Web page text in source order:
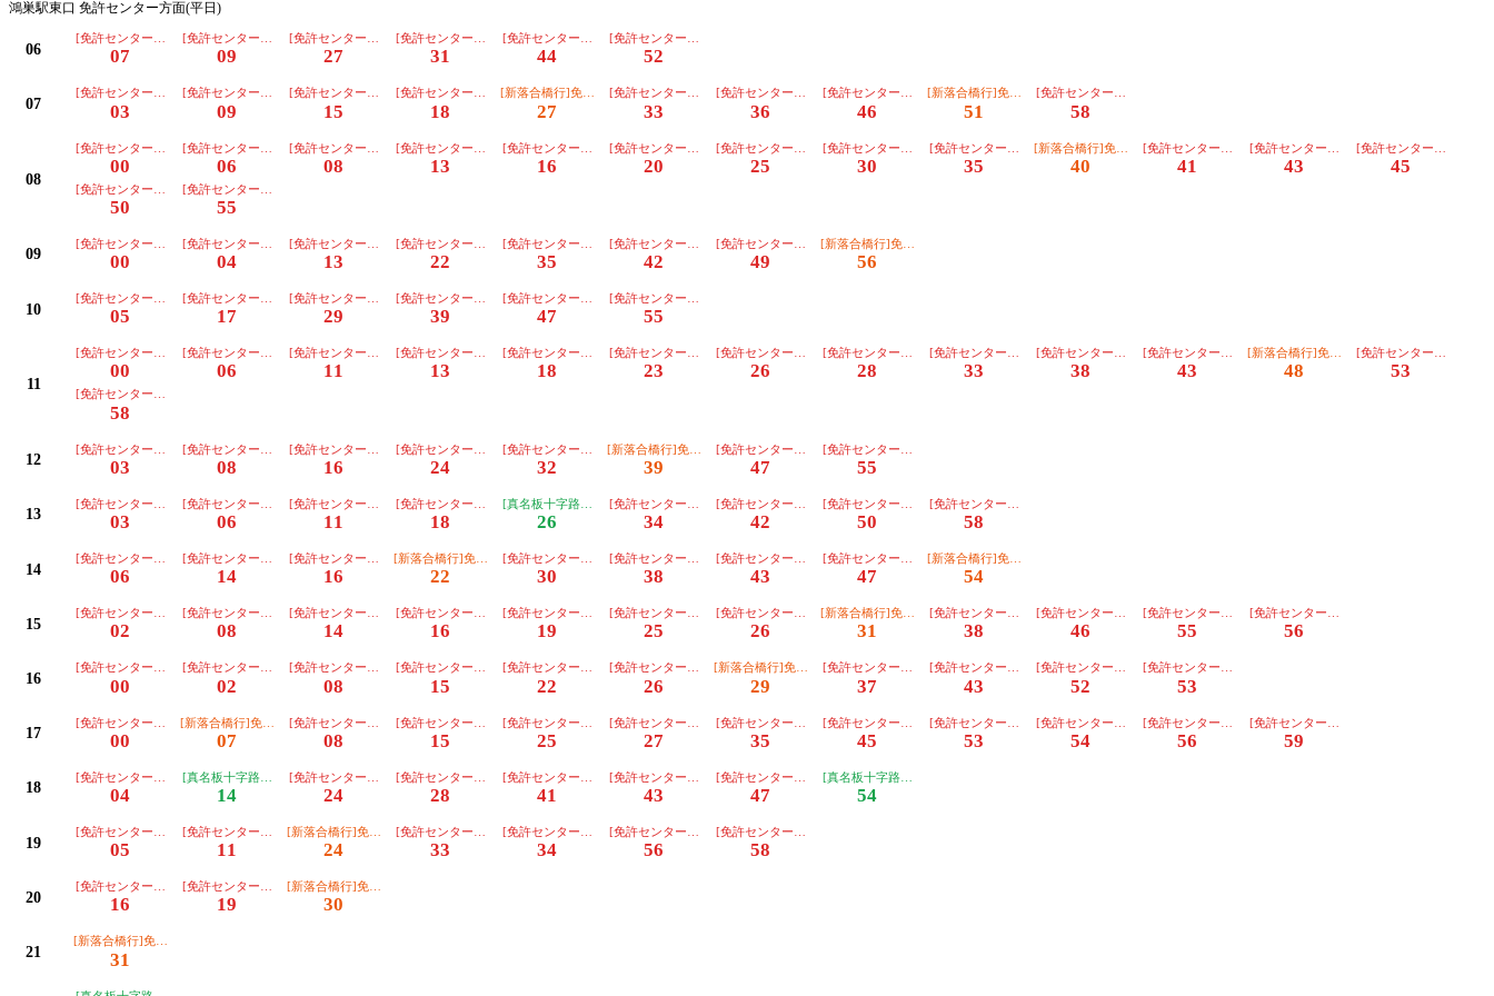
鴻巣駅東口 免許センター方面(平日)
06
[免許センター行][朝日]【３番のりば】
07
[免許センター行][川越]【３番のりば】
09
[免許センター行][朝日]【３番のりば】
27
[免許センター行][川越]【３番のりば】
31
[免許センター行][朝日]【３番のりば】
44
[免許センター行][川越]【３番のりば】
52
07
[免許センター行][川越]【３番のりば】
03
[免許センター行][朝日]【３番のりば】
09
[免許センター行][東部]【３番のりば】
15
[免許センター行][川越]【３番のりば】
18
[新落合橋行]免許ｾﾝﾀｰ経由【２番のりば】
27
[免許センター行][川越]【３番のりば】
33
[免許センター行][朝日]【３番のりば】
36
[免許センター行][川越]【３番のりば】
46
[新落合橋行]免許ｾﾝﾀｰ経由【２番のりば】
51
[免許センター行][朝日]【３番のりば】
58
08
[免許センター行][川越]【３番のりば】
00
[免許センター行][東部]【３番のりば】
06
[免許センター行][朝日]【３番のりば】
08
[免許センター行][朝日]【３番のりば】
13
[免許センター行][川越]【３番のりば】
16
[免許センター行][朝日]【３番のりば】
20
[免許センター行][朝日]【３番のりば】
25
[免許センター行][朝日]【３番のりば】
30
[免許センター行][朝日]【３番のりば】
35
[新落合橋行]免許ｾﾝﾀｰ経由【２番のりば】
40
[免許センター行][東部]【３番のりば】
41
[免許センター行][川越]【３番のりば】
43
[免許センター行][朝日]
45
[免許センター行][朝日]【３番のりば】
50
[免許センター行][朝日]【３番のりば】
55
09
[免許センター行][朝日]【３番のりば】
00
[免許センター行][川越]【３番のりば】
04
[免許センター行][朝日]【３番のりば】
13
[免許センター行][朝日]【３番のりば】
22
[免許センター行][朝日]【３番のりば】
35
[免許センター行][朝日]【３番のりば】
42
[免許センター行][朝日]【３番のりば】
49
[新落合橋行]免許ｾﾝﾀｰ経由【２番のりば】
56
10
[免許センター行][朝日]【３番のりば】
05
[免許センター行][朝日]【３番のりば】
17
[免許センター行][朝日]【３番のりば】
29
[免許センター行][朝日]【３番のりば】
39
[免許センター行][朝日]【３番のりば】
47
[免許センター行][朝日]【３番のりば】
55
11
[免許センター行][朝日]【３番のりば】
00
[免許センター行][朝日]【３番のりば】
06
[免許センター行][東部]【３番のりば】
11
[免許センター行][朝日]【３番のりば】
13
[免許センター行][朝日]【３番のりば】
18
[免許センター行][朝日]【３番のりば】
23
[免許センター行][川越]【３番のりば】
26
[免許センター行][朝日]【３番のりば】
28
[免許センター行][朝日]【３番のりば】
33
[免許センター行][朝日]【３番のりば】
38
[免許センター行][朝日]【３番のりば】
43
[新落合橋行]免許ｾﾝﾀｰ経由【２番のりば】
48
[免許センター行][朝日]
53
[免許センター行][朝日]【３番のりば】
58
12
[免許センター行][朝日]【３番のりば】
03
[免許センター行][朝日]【３番のりば】
08
[免許センター行][朝日]【３番のりば】
16
[免許センター行][朝日]【３番のりば】
24
[免許センター行][朝日]【３番のりば】
32
[新落合橋行]免許ｾﾝﾀｰ経由【２番のりば】
39
[免許センター行][朝日]【３番のりば】
47
[免許センター行][朝日]【３番のりば】
55
13
[免許センター行][朝日]【３番のりば】
03
[免許センター行][川越]【３番のりば】
06
[免許センター行][朝日]【３番のりば】
11
[免許センター行][朝日]【３番のりば】
18
[真名板十字路行]免許ｾﾝﾀｰ経由【２番のりば】
26
[免許センター行][朝日]【３番のりば】
34
[免許センター行][朝日]【３番のりば】
42
[免許センター行][朝日]【３番のりば】
50
[免許センター行][朝日]【３番のりば】
58
14
[免許センター行][朝日]【３番のりば】
06
[免許センター行][朝日]【３番のりば】
14
[免許センター行][東部]【３番のりば】
16
[新落合橋行]免許ｾﾝﾀｰ経由【２番のりば】
22
[免許センター行][朝日]【３番のりば】
30
[免許センター行][朝日]【３番のりば】
38
[免許センター行][川越]【３番のりば】
43
[免許センター行][朝日]【３番のりば】
47
[新落合橋行]免許ｾﾝﾀｰ経由【２番のりば】
54
15
[免許センター行][朝日]【３番のりば】
02
[免許センター行][川越]【３番のりば】
08
[免許センター行][朝日]【３番のりば】
14
[免許センター行][東部]【３番のりば】
16
[免許センター行][朝日]【３番のりば】
19
[免許センター行][朝日]【３番のりば】
25
[免許センター行][川越]【３番のりば】
26
[新落合橋行]免許ｾﾝﾀｰ経由【２番のりば】
31
[免許センター行][朝日]【３番のりば】
38
[免許センター行][朝日]【３番のりば】
46
[免許センター行][朝日]【３番のりば】
55
[免許センター行][川越]【３番のりば】
56
16
[免許センター行][朝日]【３番のりば】
00
[免許センター行][東部]【３番のりば】
02
[免許センター行][朝日]【３番のりば】
08
[免許センター行][朝日]【３番のりば】
15
[免許センター行][朝日]【３番のりば】
22
[免許センター行][川越]【３番のりば】
26
[新落合橋行]免許ｾﾝﾀｰ経由【２番のりば】
29
[免許センター行][朝日]【３番のりば】
37
[免許センター行][朝日]【３番のりば】
43
[免許センター行][朝日]【３番のりば】
52
[免許センター行][川越]【３番のりば】
53
17
[免許センター行][朝日]【３番のりば】
00
[新落合橋行]免許ｾﾝﾀｰ経由【２番のりば】
07
[免許センター行][川越]【３番のりば】
08
[免許センター行][朝日]【３番のりば】
15
[免許センター行][朝日]【３番のりば】
25
[免許センター行][川越]【３番のりば】
27
[免許センター行][朝日]【３番のりば】
35
[免許センター行][朝日]【３番のりば】
45
[免許センター行][朝日]【３番のりば】
53
[免許センター行][川越]【３番のりば】
54
[免許センター行][東部]【３番のりば】
56
[免許センター行][朝日]【３番のりば】
59
18
[免許センター行][朝日]【３番のりば】
04
[真名板十字路行]免許ｾﾝﾀｰ経由【２番のりば】
14
[免許センター行][川越]【３番のりば】
24
[免許センター行][朝日]【３番のりば】
28
[免許センター行][朝日]【３番のりば】
41
[免許センター行][川越]【３番のりば】
43
[免許センター行][朝日]【３番のりば】
47
[真名板十字路行]免許ｾﾝﾀｰ経由【２番のりば】
54
19
[免許センター行][朝日]【３番のりば】
05
[免許センター行][川越]【３番のりば】
11
[新落合橋行]免許ｾﾝﾀｰ経由【２番のりば】
24
[免許センター行][朝日]【３番のりば】
33
[免許センター行][川越]【３番のりば】
34
[免許センター行][朝日]【３番のりば】
56
[免許センター行][川越]【３番のりば】
58
20
[免許センター行][川越]【３番のりば】
16
[免許センター行][朝日]【３番のりば】
19
[新落合橋行]免許ｾﾝﾀｰ経由【２番のりば】
30
21
[新落合橋行]免許ｾﾝﾀｰ経由【２番のりば】
31